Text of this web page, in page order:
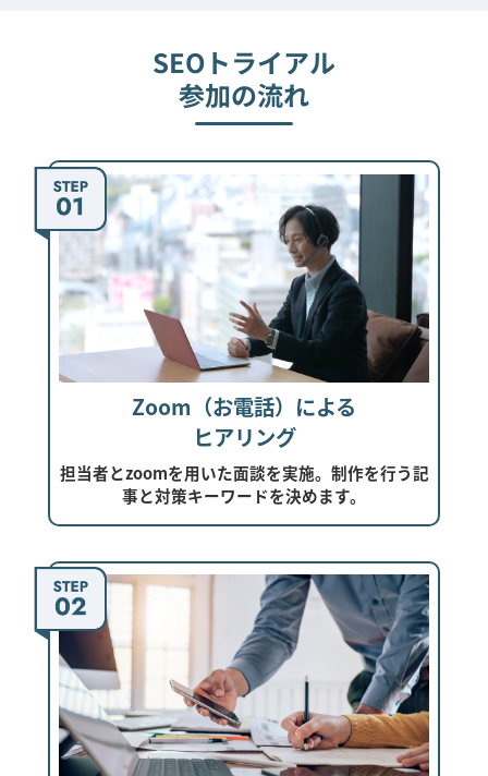
SEOトライアル
参加の流れ
Zoom（お電話）による
ヒアリング
担当者とzoomを用いた面談を実施。制作を行う記
事と対策キーワードを決めます。